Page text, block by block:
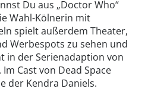
Du aus „Doctor Who“
Wahl-Kölnerin mit
spielt außerdem Theater,
Werbespots zu sehen und
in der Serienadaption von
Cast von Dead Space
der Kendra Daniels.